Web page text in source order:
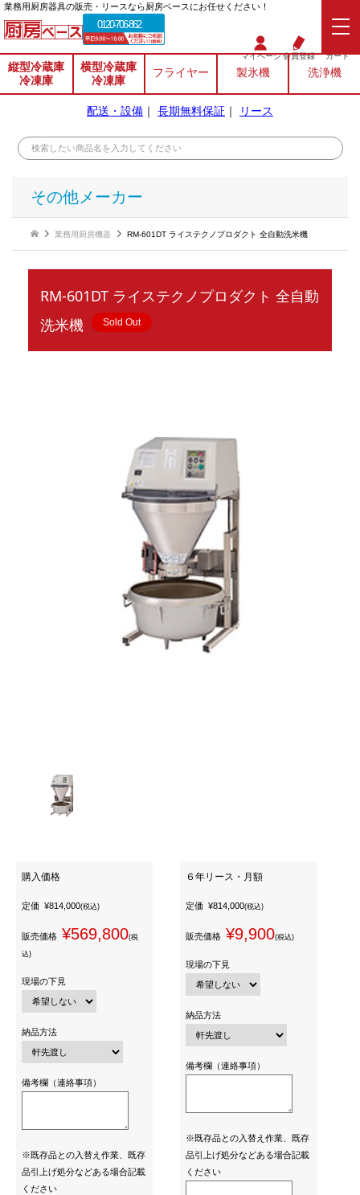
業務⽤厨房器具の販売・リースなら厨房ベースにお任せください！
0120-706-862
マイページ会員登録 カート
縦型冷蔵庫
冷凍庫
横型冷蔵庫
冷凍庫
フライヤー 製氷機 洗浄機
配送・設備 ｜ 長期無料保証 ｜ リース
その他メーカー
業務用厨房機器 RM-601DT ライステクノプロダクト 全自動洗米機
RM-601DT ライステクノプロダクト 全自動
洗米機
Sold Out
購入価格
定価 ¥814,000(税込)
販売価格 ¥569,800(税
込)
現場の下見
納品方法
備考欄（連絡事項）
※既存品との入替え作業、既存
品引上げ処分などある場合記載
ください
６年リース・月額
定価 ¥814,000(税込)
販売価格 ¥9,900(税込)
現場の下見
納品方法
備考欄（連絡事項）
※既存品との入替え作業、既存
品引上げ処分などある場合記載
ください